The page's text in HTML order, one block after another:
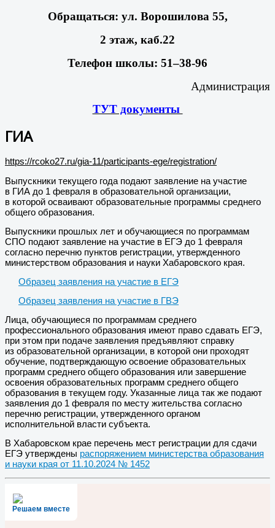
Обращаться: ул. Ворошилова 55,
2 этаж, каб.22
Телефон школы: 51–38-96
Администрация
ТУТ документы
ГИА
https://rcoko27.ru/gia-11/participants-ege/registration/
Выпускники текущего года подают заявление на участие
в ГИА до 1 февраля в образовательной организации,
в которой осваивают образовательные программы среднего
общего образования.
Выпускники прошлых лет и обучающиеся по программам
СПО подают заявление на участие в ЕГЭ до 1 февраля
согласно перечню пунктов регистрации, утвержденного
министерством образования и науки Хабаровского края.
Образец заявления на участие в ЕГЭ
Образец заявления на участие в ГВЭ
Лица, обучающиеся по программам среднего
профессионального образования имеют право сдавать ЕГЭ,
при этом при подаче заявления предъявляют справку
из образовательной организации, в которой они проходят
обучение, подтверждающую освоение образовательных
программ среднего общего образования или завершение
освоения образовательных программ среднего общего
образования в текущем году. Указанные лица так же подают
заявления до 1 февраля по месту жительства согласно
перечню регистрации, утвержденного органом
исполнительной власти субъекта.
В Хабаровском крае перечень мест регистрации для сдачи
ЕГЭ утверждены распоряжением министерства образования
и науки края от 11.10.2024 № 1452
Решаем вместе